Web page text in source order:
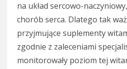
na układ sercowo-
chorób serca. Dlatego tak
przyjmujące suplementy
zgodnie z zaleceniami
monitorowały poziom tej